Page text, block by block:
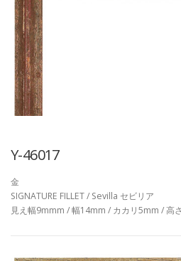
Y-46017
金
SIGNATURE FILLET / Sevilla セビリア
見え幅9mmm / 幅14mm / カカリ5mm / 高